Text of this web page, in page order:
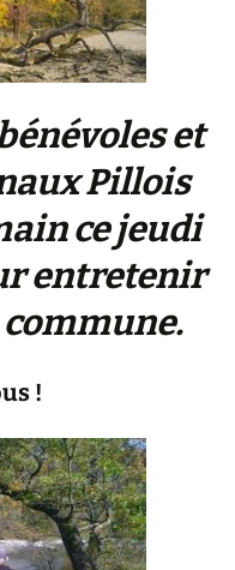
et
Pillois
ce jeudi
entretenir
!